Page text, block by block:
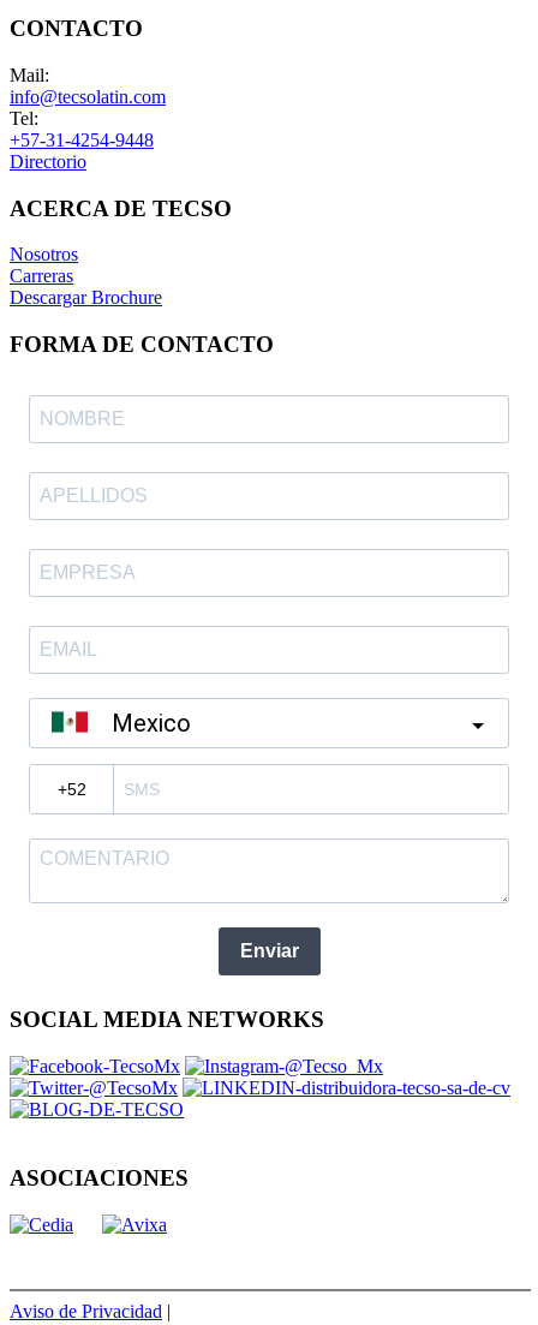
CONTACTO
Mail:
info@tecsolatin.com
Tel:
+57-31-4254-9448
Directorio
ACERCA DE TECSO
Nosotros
Carreras
Descargar Brochure
FORMA DE CONTACTO
Mexico
Enviar
SOCIAL MEDIA NETWORKS
ASOCIACIONES
Aviso de Privacidad |